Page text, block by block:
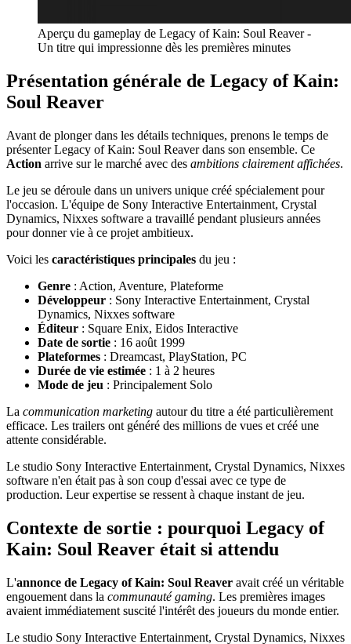
Aperçu du gameplay de Legacy of Kain: Soul Reaver -
Un titre qui impressionne dès les premières minutes
Présentation générale de Legacy of Kain:
Soul Reaver
Avant de plonger dans les détails techniques, prenons le temps de
présenter Legacy of Kain: Soul Reaver dans son ensemble. Ce
Action arrive sur le marché avec des ambitions clairement affichées.
Le jeu se déroule dans un univers unique créé spécialement pour
l'occasion. L'équipe de Sony Interactive Entertainment, Crystal
Dynamics, Nixxes software a travaillé pendant plusieurs années
pour donner vie à ce projet ambitieux.
Voici les caractéristiques principales du jeu :
Genre : Action, Aventure, Plateforme
Développeur : Sony Interactive Entertainment, Crystal
Dynamics, Nixxes software
Éditeur : Square Enix, Eidos Interactive
Date de sortie : 16 août 1999
Plateformes : Dreamcast, PlayStation, PC
Durée de vie estimée : 1 à 2 heures
Mode de jeu : Principalement Solo
La communication marketing autour du titre a été particulièrement
efficace. Les trailers ont généré des millions de vues et créé une
attente considérable.
Le studio Sony Interactive Entertainment, Crystal Dynamics, Nixxes
software n'en était pas à son coup d'essai avec ce type de
production. Leur expertise se ressent à chaque instant de jeu.
Contexte de sortie : pourquoi Legacy of
Kain: Soul Reaver était si attendu
L'annonce de Legacy of Kain: Soul Reaver avait créé un véritable
engouement dans la communauté gaming. Les premières images
avaient immédiatement suscité l'intérêt des joueurs du monde entier.
Le studio Sony Interactive Entertainment, Crystal Dynamics, Nixxes